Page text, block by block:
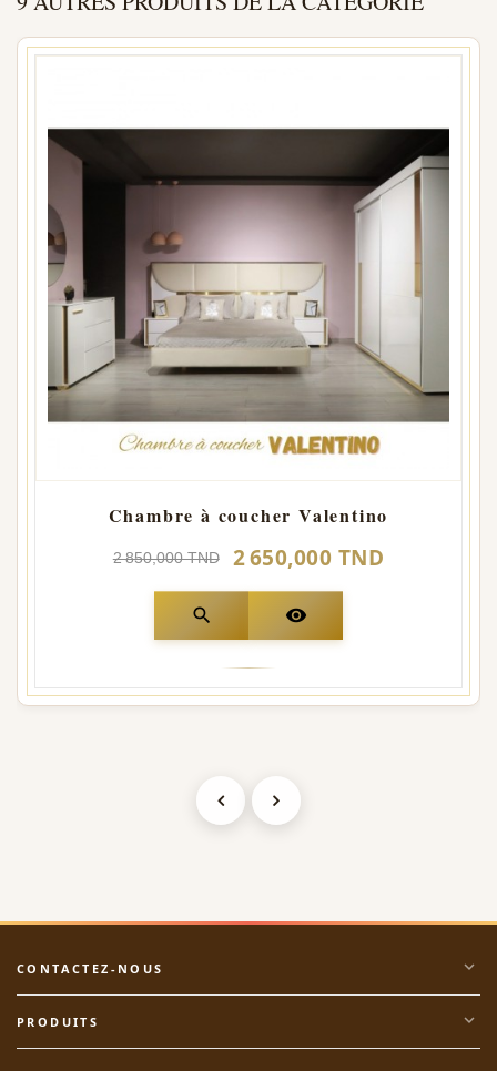
Chambre à coucher Valentino
2 850,000 TND 2 650,000 TND
search visibility
CONTACTEZ-NOUS expand_more
PRODUITS expand_more